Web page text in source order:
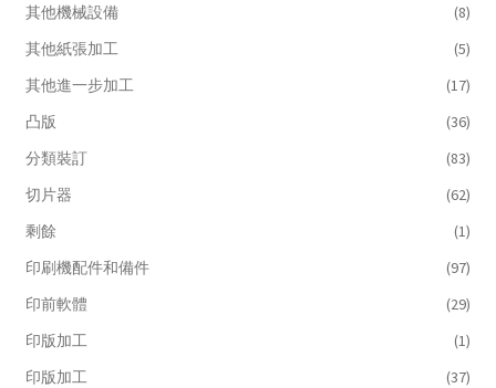
其他機械設備
(8)
其他紙張加工
(5)
其他進一步加工
(17)
凸版
(36)
分類裝訂
(83)
切片器
(62)
剩餘
(1)
印刷機配件和備件
(97)
印前軟體
(29)
印版加工
(1)
印版加工
(37)